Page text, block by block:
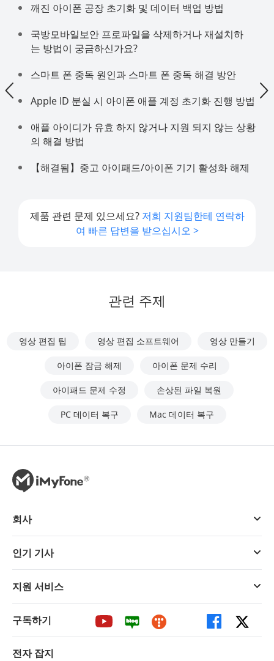
깨진 아이폰 공장 초기화 및 데이터 백업 방법
국방모바일보안 프로파일을 삭제하거나 재설치하
는 방법이 궁금하신가요?
스마트 폰 중독 원인과 스마트 폰 중독 해결 방안
Apple ID 분실 시 아이폰 애플 계정 초기화 진행 방법
애플 아이디가 유효 하지 않거나 지원 되지 않는 상황
의 해결 방법
【해결됨】중고 아이패드/아이폰 기기 활성화 해제
제품 관련 문제 있으세요? 저희 지원팀한테 연락하
여 빠른 답변을 받으십시오 >
관련 주제
영상 편집 팁 영상 편집 소프트웨어 영상 만들기
아이폰 잠금 해제 아이폰 문제 수리
아이패드 문제 수정 손상된 파일 복원
PC 데이터 복구 Mac 데이터 복구
회사
인기 기사
지원 서비스
구독하기
전자 잡지